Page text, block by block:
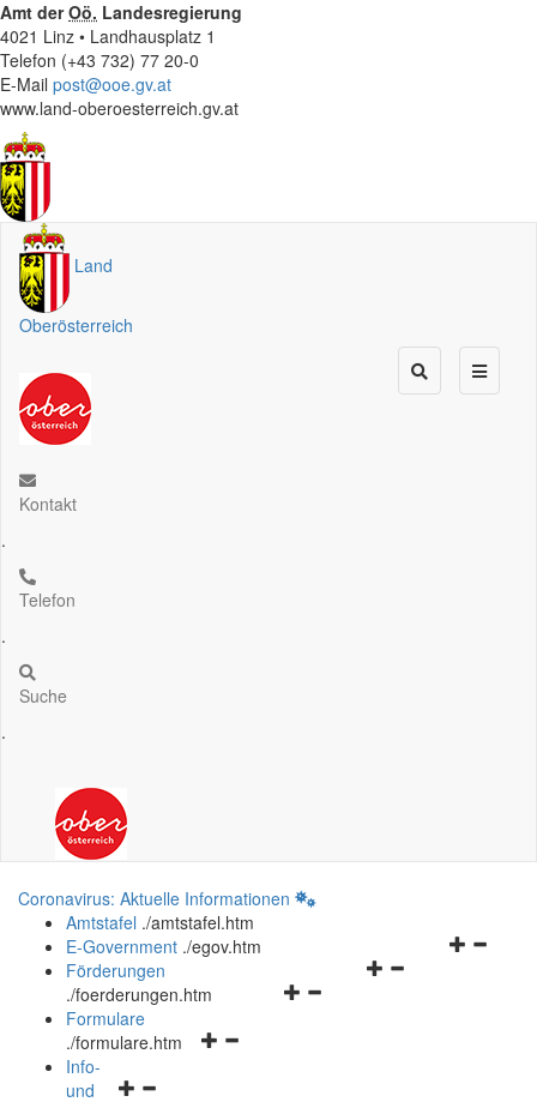
Amt derOö. Landesregierung
4021 Linz • Landhausplatz 1
Telefon (+43 732) 77 20-0
E-Mail post@ooe.gv.at
www.land-oberoesterreich.gv.at
Land
Oberösterreich
Kontakt
.
Telefon
.
Suche
.
Coronavirus: Aktuelle Informationen
Amtstafel ./amtstafel.htm
Navigationsmenü
E-Government ./egov.htm
Navigationsmenü
Förderungen
./foerderungen.htm
Navigationsmenü
Formulare
./formulare.htm
Navigationsmenü
Info-
und